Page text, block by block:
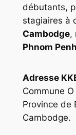
débutants,
stagiaires à
Cambodge,
Phnom Penh
Adresse
Commune
Province de
Cambodge.